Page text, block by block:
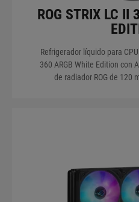
ROG STRIX LC II
Refrigerador líquido para
360 ARGB White Edition con
de radiador ROG de 120